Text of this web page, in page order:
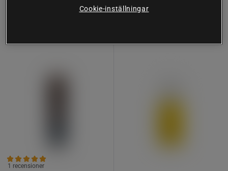
1 recensioner
Cookie-inställningar